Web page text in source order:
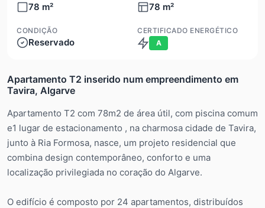
78 m² 78 m²
CONDIÇÃO
Reservado
CERTIFICADO ENERGÉTICO
A
Apartamento T2 inserido num empreendimento em
Tavira, Algarve
Apartamento T2 com 78m2 de área útil, com piscina comum
e1 lugar de estacionamento , na charmosa cidade de Tavira,
junto à Ria Formosa, nasce, um projeto residencial que
combina design contemporâneo, conforto e uma
localização privilegiada no coração do Algarve.
O edifício é composto por 24 apartamentos, distribuídos